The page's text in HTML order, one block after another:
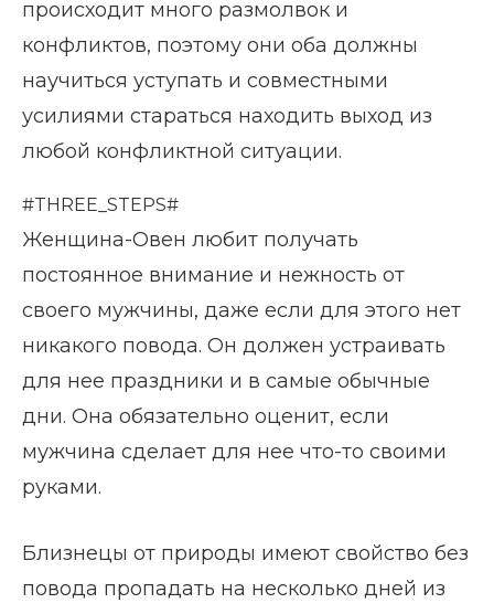
происходит много размолвок и
конфликтов, поэтому они оба должны
научиться уступать и совместными
усилиями стараться находить выход из
любой конфликтной ситуации.
#THREE_STEPS#
Женщина-Овен любит получать
постоянное внимание и нежность от
своего мужчины, даже если для этого нет
никакого повода. Он должен устраивать
для нее праздники и в самые обычные
дни. Она обязательно оценит, если
мужчина сделает для нее что-то своими
руками.
Близнецы от природы имеют свойство без
повода пропадать на несколько дней из